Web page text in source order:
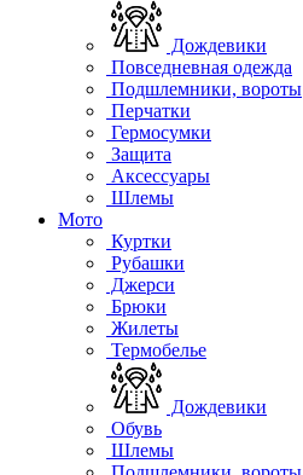
Дождевики
Повседневная одежда
Подшлемники, вороты
Перчатки
Гермосумки
Защита
Аксессуары
Шлемы
Мото
Куртки
Рубашки
Джерси
Брюки
Жилеты
Термобелье
Дождевики
Обувь
Шлемы